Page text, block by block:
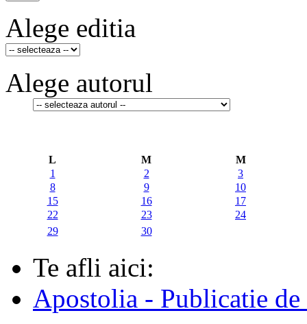
Alege editia
Alege autorul
L M
M
1
2
3
8
9
10
15
16
17
22
23
24
29
30
Te afli aici:
Apostolia - Publicatie